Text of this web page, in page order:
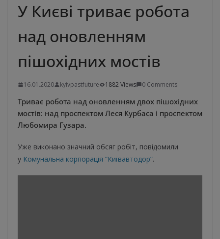
У Києві триває робота
над оновленням
пішохідних мостів
16.01.2020 kyivpastfuture 1882 Views 0 Comments
Триває робота над оновленням двох пішохідних
мостів: над проспектом Леся Курбаса і проспектом
Любомира Гузара.
Уже виконано значний обсяг робіт, повідомили
у Комунальна корпорація “Київавтодор”.